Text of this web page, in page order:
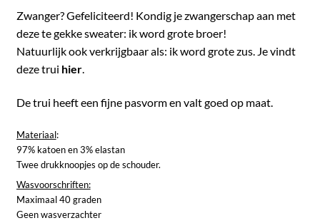
Zwanger? Gefeliciteerd! Kondig je zwangerschap aan met
deze te gekke sweater: ik word grote broer!
Natuurlijk ook verkrijgbaar als: ik word grote zus. Je vindt
deze trui hier.
De trui heeft een fijne pasvorm en valt goed op maat.
Materiaal:
97% katoen en 3% elastan
Twee drukknoopjes op de schouder.
Wasvoorschriften:
Maximaal 40 graden
Geen wasverzachter